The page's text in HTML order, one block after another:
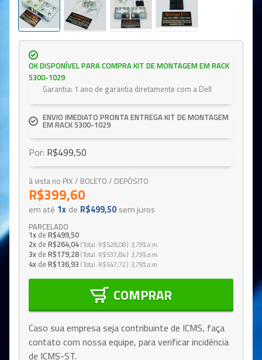
OK DISPONÍVEL PARA COMPRA KIT DE MONTAGEM EM RACK
5300-1029
Garantia: 1 ano de garantia diretamente com a Dell
ENVIO IMEDIATO PRONTA ENTREGA KIT DE MONTAGEM
EM RACK 5300-1029
Por: R$499,50
à vista no PIX / BOLETO / DEPÓSITO
R$399,60
em até 1x de R$499,50 sem juros
PARCELADO
1x de R$499,50
2x de R$264,04 Total R$528,08 3,79%a.m.
3x de R$179,28 Total R$537,84 3,79%a.m.
4x de R$136,93 Total R$547,72 3,79%a.m.
COMPRAR
Caso sua empresa seja contribuinte de ICMS, faça
contato com nossa equipe, para verificar incidência
de ICMS-ST.